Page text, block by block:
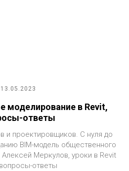
13.05.2023
моделирование в Revit,
ответы
и проектировщиков. С нуля до
BIM-модель общественного
Алексей Меркулов, уроки в Revit
ответы